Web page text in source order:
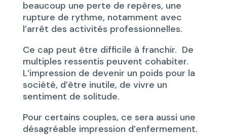
beaucoup une perte de repères, une
rupture de rythme, notamment avec
l’arrêt des activités professionnelles.
Ce cap peut être difficile à franchir. De
multiples ressentis peuvent cohabiter.
L’impression de devenir un poids pour la
société, d’être inutile, de vivre un
sentiment de solitude.
Pour certains couples, ce sera aussi une
désagréable impression d’enfermement.